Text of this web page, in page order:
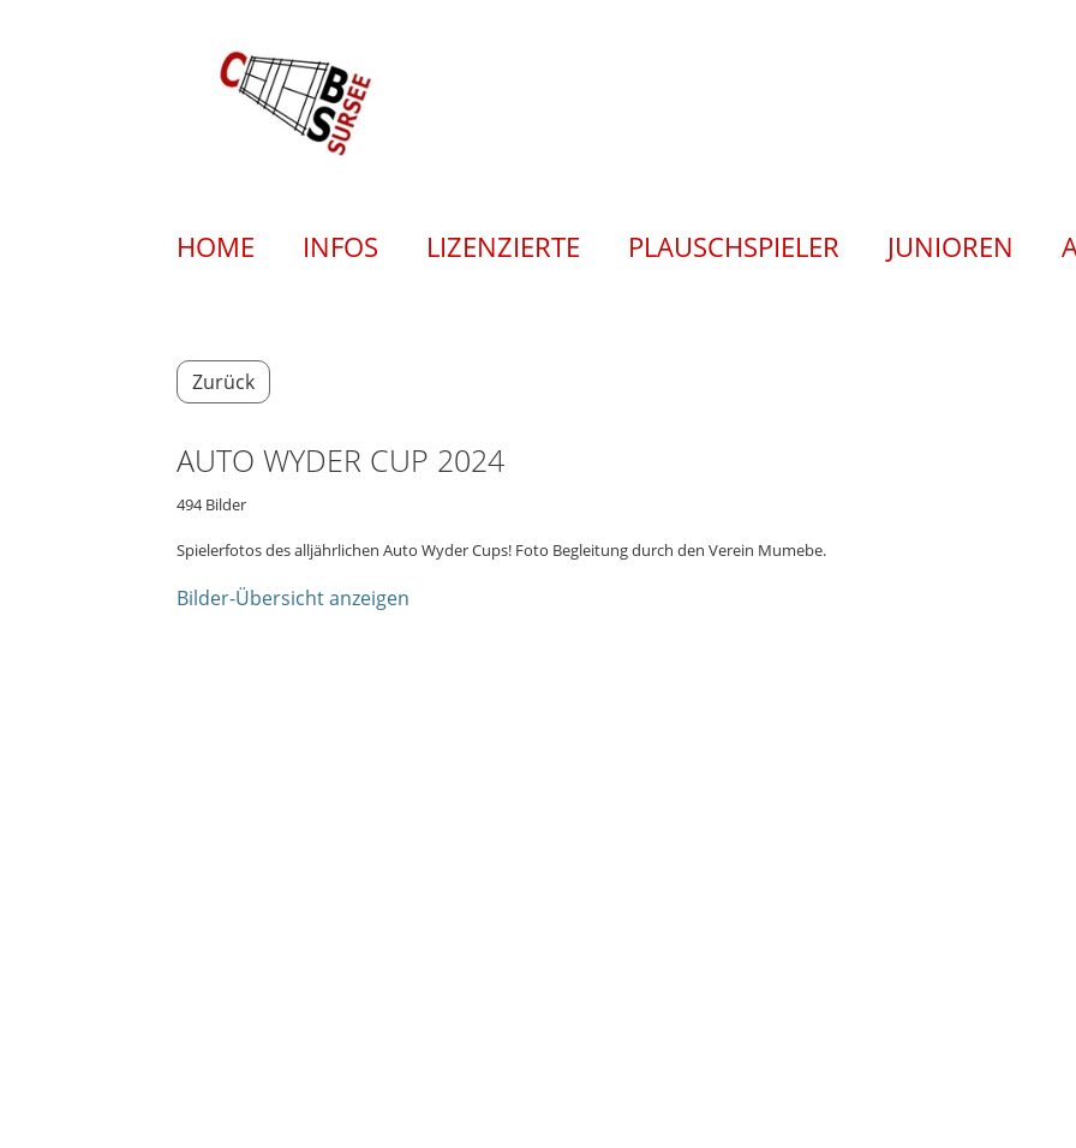
HOME INFOS LIZENZIERTE PLAUSCHSPIELER JUNIOREN
Zurück
AUTO WYDER CUP 2024
494 Bilder
Spielerfotos des alljährlichen Auto Wyder Cups! Foto Begleitung durch den Verein Mumebe.
Bilder-Übersicht anzeigen